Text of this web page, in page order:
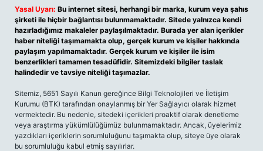
Yasal Uyarı: Bu internet sitesi, herhangi bir marka, kurum veya şahıs
şirketi ile hiçbir bağlantısı bulunmamaktadır. Sitede yalnızca kendi
hazırladığımız makaleler paylaşılmaktadır. Burada yer alan içerikler
haber niteliği taşımamakta olup, gerçek kurum ve kişiler hakkında
paylaşım yapılmamaktadır. Gerçek kurum ve kişiler ile isim
benzerlikleri tamamen tesadüfidir. Sitemizdeki bilgiler taslak
halindedir ve tavsiye niteliği taşımazlar.
Sitemiz, 5651 Sayılı Kanun gereğince Bilgi Teknolojileri ve İletişim
Kurumu (BTK) tarafından onaylanmış bir Yer Sağlayıcı olarak hizmet
vermektedir. Bu nedenle, sitedeki içerikleri proaktif olarak denetleme
veya araştırma yükümlülüğümüz bulunmamaktadır. Ancak, üyelerimiz
yazdıkları içeriklerin sorumluluğunu taşımakta olup, siteye üye olarak
bu sorumluluğu kabul etmiş sayılırlar.